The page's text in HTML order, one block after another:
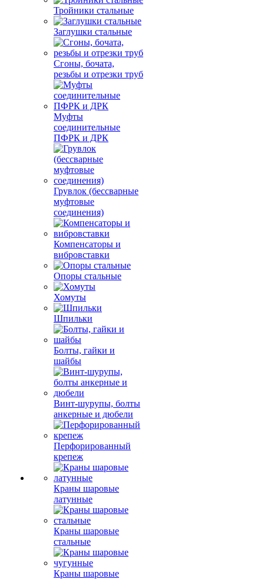
Тройники стальные
Заглушки стальные
Сгоны, бочата,
резьбы и отрезки труб
Муфты
соединительные
ПФРК и ДРК
Грувлок (бессварные
муфтовые
соединения)
Компенсаторы и
вибровставки
Опоры стальные
Хомуты
Шпильки
Болты, гайки и
шайбы
Винт-шурупы, болты
анкерные и дюбели
Перфорированный
крепеж
Краны шаровые
латунные
Краны шаровые
стальные
Краны шаровые